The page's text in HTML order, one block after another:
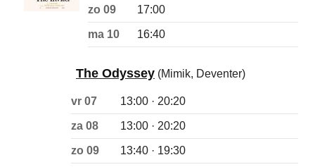
zo 09 17:00
ma 10 16:40
The Odyssey (Mimik, Deventer)
vr 07 13:00 · 20:20
za 08 13:00 · 20:20
zo 09 13:40 · 19:30